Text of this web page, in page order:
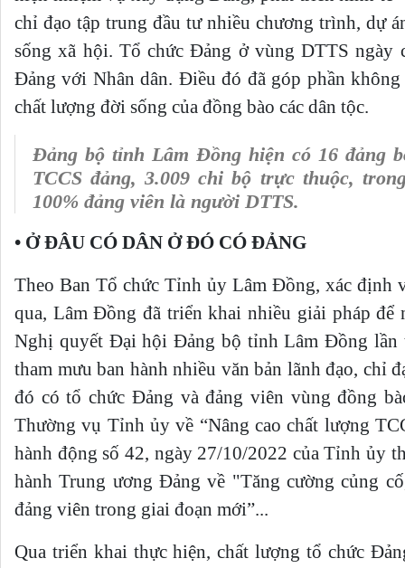
chỉ đạo tập trung đầu tư nhiều chương trình, dự
sống xã hội. Tổ chức Đảng ở vùng DTTS
Đảng với Nhân dân. Điều đó đã góp phần
chất lượng đời sống của đồng bào các dân tộc.
Đảng bộ tỉnh Lâm Đồng hiện có 16 đảng
TCCS đảng, 3.009 chi bộ trực thuộc,
100% đảng viên là người DTTS.
• Ở ĐÂU CÓ DÂN Ở ĐÓ CÓ ĐẢNG
Theo Ban Tổ chức Tỉnh ủy Lâm Đồng, xác định
qua, Lâm Đồng đã triển khai nhiều giải pháp
Nghị quyết Đại hội Đảng bộ tỉnh Lâm Đồng
tham mưu ban hành nhiều văn bản lãnh đạo, chỉ
đó có tổ chức Đảng và đảng viên vùng đồng
Thường vụ Tỉnh ủy về “Nâng cao chất lượng
hành động số 42, ngày 27/10/2022 của Tỉnh ủy
hành Trung ương Đảng về "Tăng cường củng
đảng viên trong giai đoạn mới”...
Qua triển khai thực hiện, chất lượng tổ chức